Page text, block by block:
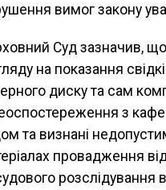
вимог закону
Суд зазначив,
на показання
диску та сам
з
та визнані
провадження
розслідування